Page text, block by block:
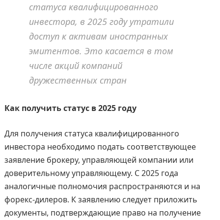
статуса квалифицированного
инвестора, в 2025 году утратили
доступ к активам иностранных
эмитентов. Это касается в том
числе акций компаний
дружественных стран
Как получить статус в 2025 году
Для получения статуса квалифицированного
инвестора необходимо подать соответствующее
заявление брокеру, управляющей компании или
доверительному управляющему. С 2025 года
аналогичные полномочия распространяются и на
форекс-дилеров. К заявлению следует приложить
документы, подтверждающие право на получение